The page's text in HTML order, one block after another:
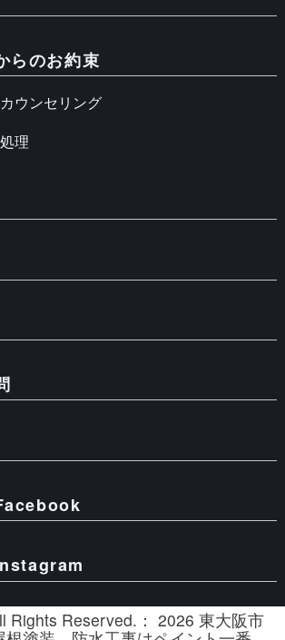
らのお約束
ウンセリング
理
Rights Reserved.： 2026 東大阪市